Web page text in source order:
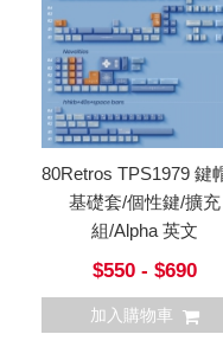
80Retros TPS1979 鍵
基礎套/個性鍵/擴充
組/Alpha 英文
$550 - $690
加入購物車